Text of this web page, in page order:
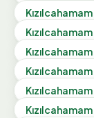
Kızılcahamam
Kızılcahamam
Kızılcahamam
Kızılcahamam
Kızılcahamam
Kızılcahamam